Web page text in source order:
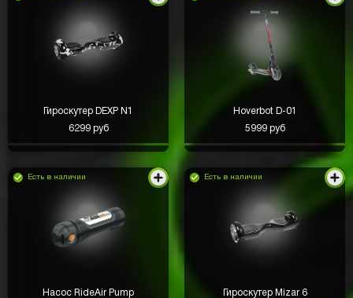
Гироскутер DEXP N1
6299 руб
Hoverbot D-01
5999 руб
Есть в наличии
Насос RideAir Pump
Есть в наличии
Гироскутер Mizar 6